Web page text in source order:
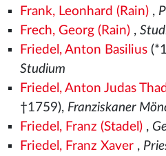
Frank, Leonhard (Rain),
Frech, Georg (Rain),
Friedel, Anton Basilius
Studium
Friedel, Anton Judas
†1759), Franziskaner
Friedel, Franz (Stadel),
Friedel, Franz Xaver,